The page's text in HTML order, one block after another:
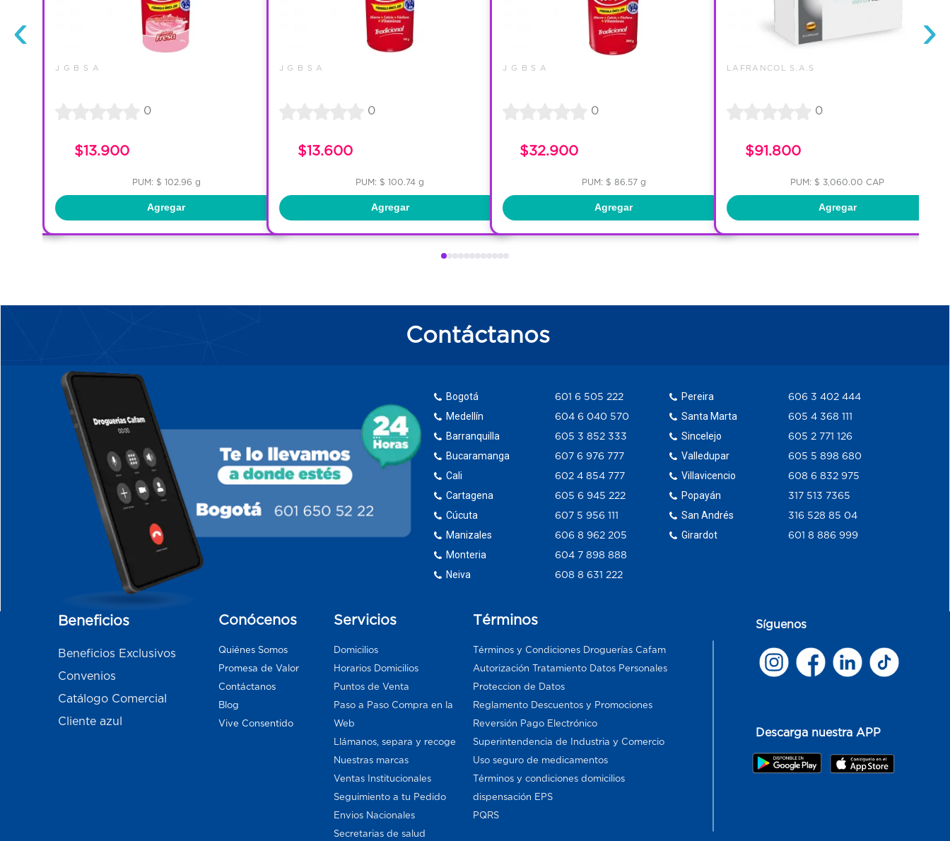
‹
J G B S A
0
$13.900
PUM: $ 102.96 g
Agregar
J G B S A
0
$13.600
PUM: $ 100.74 g
Agregar
J G B S A
0
$32.900
PUM: $ 86.57 g
Agregar
LAFRANCOL S.A.S
0
$91.800
PUM: $ 3,060.00 CAP
Agregar
›
Contáctanos
Bogotá
Medellín
Barranquilla
Bucaramanga
Cali
Cartagena
Cúcuta
Manizales
Monteria
Neiva
601 6 505 222
604 6 040 570
605 3 852 333
607 6 976 777
602 4 854 777
605 6 945 222
607 5 956 111
606 8 962 205
604 7 898 888
608 8 631 222
Pereira
Santa Marta
Sincelejo
Valledupar
Villavicencio
Popayán
San Andrés
Girardot
606 3 402 444
605 4 368 111
605 2 771 126
605 5 898 680
608 6 832 975
317 513 7365
316 528 85 04
601 8 886 999
Beneficios
Beneficios Exclusivos
Convenios
Catálogo Comercial
Cliente azul
Conócenos
Quiénes Somos
Promesa de Valor
Contáctanos
Blog
Vive Consentido
Servicios
Domicilios
Horarios Domicilios
Puntos de Venta
Paso a Paso Compra en la
Web
Llámanos, separa y recoge
Nuestras marcas
Ventas Institucionales
Seguimiento a tu Pedido
Envios Nacionales
Secretarias de salud
Términos
Términos y Condiciones Droguerías Cafam
Autorización Tratamiento Datos Personales
Proteccion de Datos
Reglamento Descuentos y Promociones
Reversión Pago Electrónico
Superintendencia de Industria y Comercio
Uso seguro de medicamentos
Términos y condiciones domicilios
dispensación EPS
PQRS
Síguenos
Descarga nuestra APP